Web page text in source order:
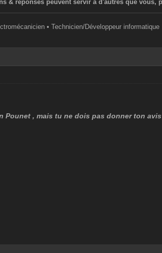
& réponses peuvent servir à d'autres que vous,
• Technicien/Développeur informatique
Pounet , mais tu ne dois pas donner ton